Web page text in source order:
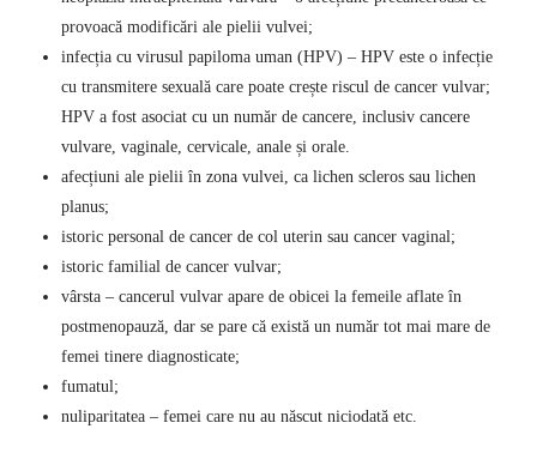
provoacă modificări ale pielii vulvei;
infecția cu virusul papiloma uman (HPV) – HPV este o infecție
cu transmitere sexuală care poate crește riscul de cancer vulvar;
HPV a fost asociat cu un număr de cancere, inclusiv cancere
vulvare, vaginale, cervicale, anale și orale.
afecțiuni ale pielii în zona vulvei, ca lichen scleros sau lichen
planus;
istoric personal de cancer de col uterin sau cancer vaginal;
istoric familial de cancer vulvar;
vârsta – cancerul vulvar apare de obicei la femeile aflate în
postmenopauză, dar se pare că există un număr tot mai mare de
femei tinere diagnosticate;
fumatul;
nuliparitatea – femei care nu au născut niciodată etc.